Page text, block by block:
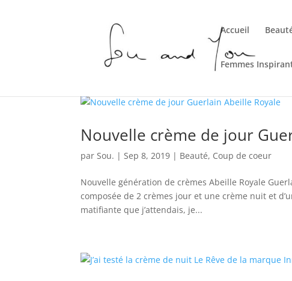
Accueil
Femmes
Nouvelle crème de jour
parSou. |Sep 8, 2019 | Beauté, Coup de coeur
Nouvelle génération de crèmes Abeille Royale
composée de 2 crèmes jour et une crème nuit et
matifiante que j’attendais, je...